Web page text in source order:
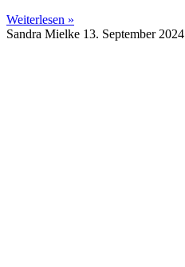
Weiterlesen »
Sandra Mielke 13. September 2024